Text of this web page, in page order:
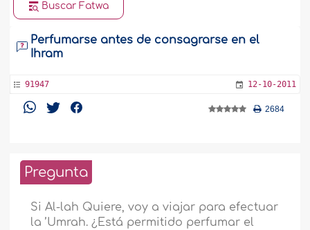
Buscar Fatwa
Perfumarse antes de consagrarse en el
Ihram
91947 12-10-2011
2684
Pregunta
Si Al-lah Quiere, voy a viajar para efectuar
la ’Umrah. ¿Está permitido perfumar el